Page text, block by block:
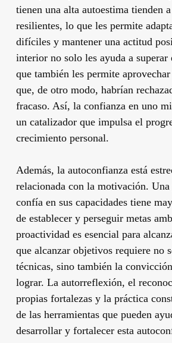
tienen una alta autoestima tienden
resilientes, lo que les permite
difíciles y mantener una actitud
interior no solo les ayuda a superar
que también les permite
que, de otro modo, habrían
fracaso. Así, la confianza en uno
un catalizador que impulsa el
crecimiento personal.
Además, la autoconfianza está
relacionada con la motivación. Una
confía en sus capacidades tiene
de establecer y perseguir metas
proactividad es esencial para
que alcanzar objetivos requiere no
técnicas, sino también la
lograr. La autorreflexión, el
propias fortalezas y la práctica
de las herramientas que pueden
desarrollar y fortalecer esta